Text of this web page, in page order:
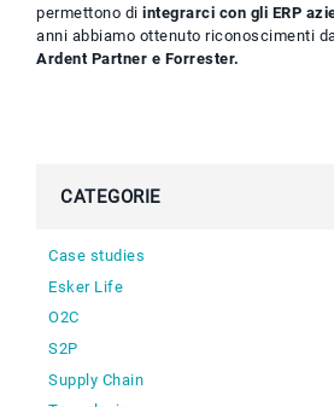
permettono di integrarci con gli ERP
anni abbiamo ottenuto riconoscimenti
Ardent Partner e Forrester.
CATEGORIE
Case studies
Esker Life
O2C
S2P
Supply Chain